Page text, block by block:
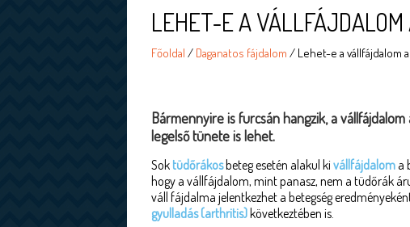
LEHET-E A
Főoldal / Daganatos fájdalom / Lehet-e a vállfájdalom
Bármennyire is furcsán hangzik, a
legelső tünete is lehet.
Sok tüdőrákosbeteg esetén alakul ki vállfájdalom a
hogy a vállfájdalom, mint panasz, nem a tüdőrák
váll fájdalma jelentkezhet a betegség
gyulladás (arthritis) következtében is.